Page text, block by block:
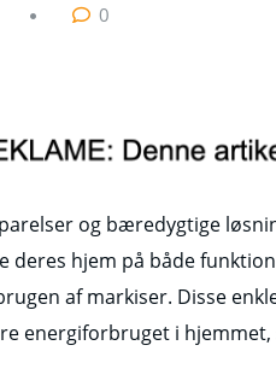
0
og bæredygtige
deres hjem på både
af markiser. Disse
energiforbruget i